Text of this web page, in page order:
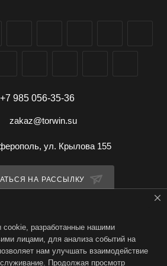
+7 985 056-35-36
zakaz@torwin.su
ул. Крылова 155
НА РАССЫЛКУ
– интернет-магазин
разработанные нашими
лицами, для анализа событий на
нам улучшать взаимодействие
Продолжая просмотр